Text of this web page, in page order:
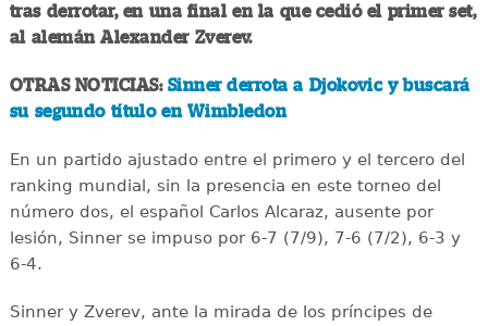
tras derrotar, en una final en la que cedió el primer set,
al alemán Alexander Zverev.
OTRAS NOTICIAS: Sinner derrota a Djokovic y buscará
su segundo título en Wimbledon
En un partido ajustado entre el primero y el tercero del
ranking mundial, sin la presencia en este torneo del
número dos, el español Carlos Alcaraz, ausente por
lesión, Sinner se impuso por 6-7 (7/9), 7-6 (7/2), 6-3 y
6-4.
Sinner y Zverev, ante la mirada de los príncipes de